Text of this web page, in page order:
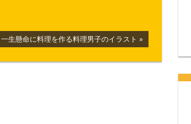
次
の
記
一生懸命に料理を作る料理男子のイラスト